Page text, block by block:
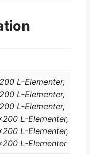
L-Elementer,
L-Elementer,
L-Elementer,
L-Elementer,
L-Elementer,
L-Elementer